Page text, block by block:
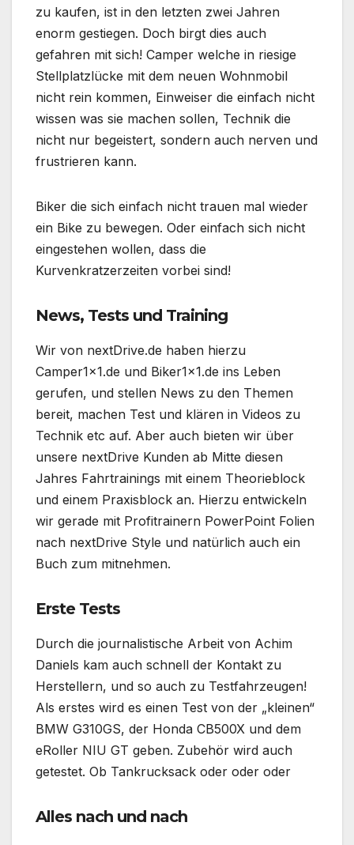
zu kaufen, ist in den letzten zwei Jahren
enorm gestiegen. Doch birgt dies auch
gefahren mit sich! Camper welche in riesige
Stellplatzlücke mit dem neuen Wohnmobil
nicht rein kommen, Einweiser die einfach nicht
wissen was sie machen sollen, Technik die
nicht nur begeistert, sondern auch nerven und
frustrieren kann.
Biker die sich einfach nicht trauen mal wieder
ein Bike zu bewegen. Oder einfach sich nicht
eingestehen wollen, dass die
Kurvenkratzerzeiten vorbei sind!
News, Tests und Training
Wir von nextDrive.de haben hierzu
Camper1x1.de und Biker1x1.de ins Leben
gerufen, und stellen News zu den Themen
bereit, machen Test und klären in Videos zu
Technik etc auf. Aber auch bieten wir über
unsere nextDrive Kunden ab Mitte diesen
Jahres Fahrtrainings mit einem Theorieblock
und einem Praxisblock an. Hierzu entwickeln
wir gerade mit Profitrainern PowerPoint Folien
nach nextDrive Style und natürlich auch ein
Buch zum mitnehmen.
Erste Tests
Durch die journalistische Arbeit von Achim
Daniels kam auch schnell der Kontakt zu
Herstellern, und so auch zu Testfahrzeugen!
Als erstes wird es einen Test von der „kleinen“
BMW G310GS, der Honda CB500X und dem
eRoller NIU GT geben. Zubehör wird auch
getestet. Ob Tankrucksack oder oder oder
Alles nach und nach